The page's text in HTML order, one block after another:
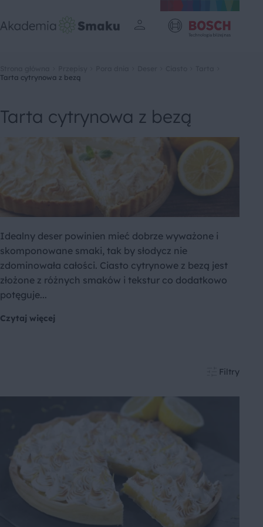
Tarta cytrynowa z bezą
Tarta cytrynowa z bezą
Idealny deser powinien mieć dobrze wyważone i
skomponowane smaki, tak by słodycz nie
zdominowała całości. Ciasto cytrynowe z bezą jest
złożone z różnych smaków i tekstur co dodatkowo
potęguje...
Czytaj więcej
Filtry